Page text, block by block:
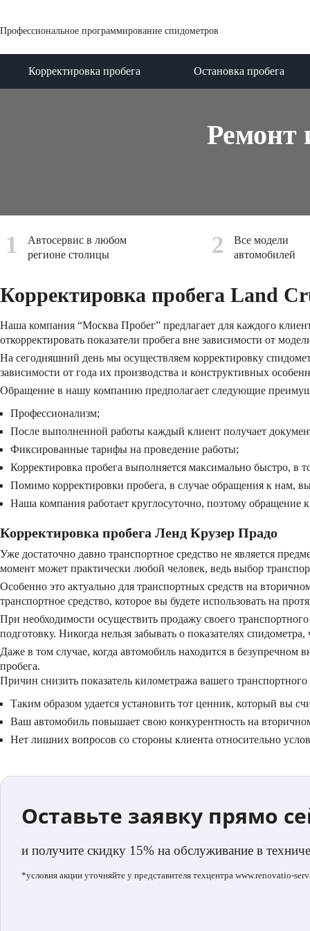
Профессиональное программирование спидометров
Корректировка пробега Остановка пробега
Ремонт
1
Автосервис в любом
регионе столицы
2
Все модели
автомобилей
Корректировка пробега Land
Наша компания “Москва Пробег” предлагает для каждого
откорректировать показатели пробега вне зависимости от
На сегодняшний день мы осуществляем корректировку
зависимости от года их производства и конструктивных
Обращение в нашу компанию предполагает следующие
Профессионализм;
После выполненной работы каждый клиент получает
Фиксированные тарифы на проведение работы;
Корректировка пробега выполняется максимально быстро, в
Помимо корректировки пробега, в случае обращения к нам,
Наша компания работает круглосуточно, поэтому обращение
Корректировка пробега Ленд Крузер Прадо
Уже достаточно давно транспортное средство не является
момент может практически любой человек, ведь выбор
Особенно это актуально для транспортных средств на
транспортное средство, которое вы будете использовать на
При необходимости осуществить продажу своего
подготовку. Никогда нельзя забывать о показателях
Даже в том случае, когда автомобиль находится в
пробега.
Причин снизить показатель километража вашего
Таким образом удается установить тот ценник, который вы
Ваш автомобиль повышает свою конкурентность на
Нет лишних вопросов со стороны клиента относительно
Оставьте заявку прямо
и получите скидку 15% на обслуживание в
*условия акции уточняйте у представителя техцентра www.renovatio-